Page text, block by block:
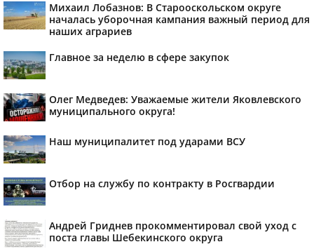
Михаил Лобазнов: В Старооскольском округе
началась уборочная кампания важный период для
наших аграриев
Главное за неделю в сфере закупок
Олег Медведев: Уважаемые жители Яковлевского
муниципального округа!
Наш муниципалитет под ударами ВСУ
Отбор на службу по контракту в Росгвардии
Андрей Гриднев прокомментировал свой уход с
поста главы Шебекинского округа